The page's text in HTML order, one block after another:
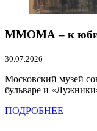
ММОМА – к
30.07.2026
Московский музей
бульваре и
ПОДРОБНЕЕ